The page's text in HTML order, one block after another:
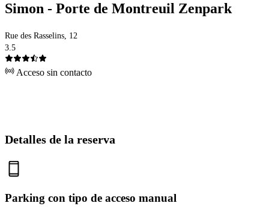
Simon - Porte de Montreuil Zenpark
Rue des Rasselins, 12
3.5
Acceso sin contacto
Detalles de la reserva
Parking con tipo de acceso manual